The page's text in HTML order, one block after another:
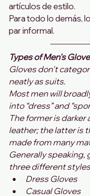
artículos de estilo.
Para todo lo demás,
par informal.
Types of Men's
Gloves don't
neatly as suits.
Most men will
into “dress” and
The former is darker
leather; the latter is
made from many
Generally speaking,
three different
Dress Gloves
Casual Gloves